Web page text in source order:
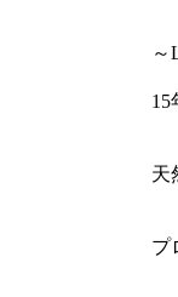
～
15
天
プ